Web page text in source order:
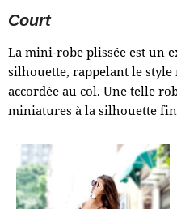
Court
La mini-robe plissée est un
silhouette, rappelant le
accordée au col. Une telle
miniatures à la silhouette